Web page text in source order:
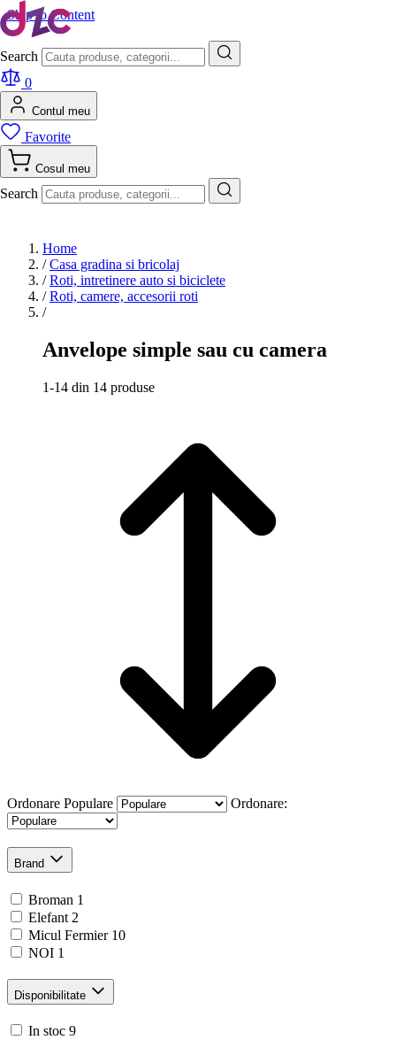
Skip to Content
Search
0
Contul meu
Favorite
Cosul meu
Search
Home
/ Casa gradina si bricolaj
/ Roti, intretinere auto si biciclete
/ Roti, camere, accesorii roti
/
Anvelope simple sau cu camera
1-14 din 14 produse
Ordonare Populare Ordonare:
Brand
Broman 1
Elefant 2
Micul Fermier 10
NOI 1
Disponibilitate
In stoc 9